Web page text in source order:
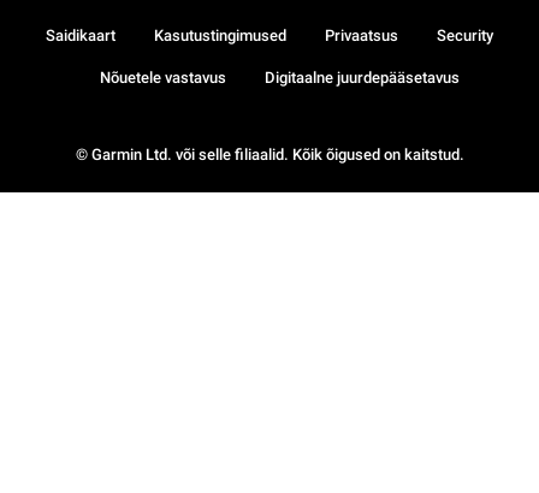
© Garmin Ltd. või selle filiaalid. Kõik õigused on kaitstud.
Saidikaart Kasutustingimused Privaatsus Security
Nõuetele vastavus Digitaalne juurdepääsetavus